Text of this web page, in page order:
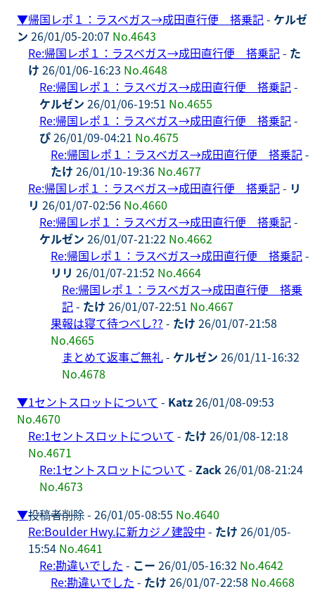
▼帰国レポ１：ラスベガス→成田直行便 搭乗記- ケルゼ
ン 26/01/05-20:07 No.4643
Re:帰国レポ１：ラスベガス→成田直行便 搭乗記- た
け 26/01/06-16:23 No.4648
Re:帰国レポ１：ラスベガス→成田直行便 搭乗記-
ケルゼン 26/01/06-19:51 No.4655
Re:帰国レポ１：ラスベガス→成田直行便 搭乗記-
ぴ26/01/09-04:21 No.4675
Re:帰国レポ１：ラスベガス→成田直行便 搭乗記-
たけ 26/01/10-19:36 No.4677
Re:帰国レポ１：ラスベガス→成田直行便 搭乗記- リ
リ 26/01/07-02:56 No.4660
Re:帰国レポ１：ラスベガス→成田直行便 搭乗記-
ケルゼン 26/01/07-21:22 No.4662
Re:帰国レポ１：ラスベガス→成田直行便 搭乗記-
リリ 26/01/07-21:52 No.4664
Re:帰国レポ１：ラスベガス→成田直行便 搭乗
記- たけ 26/01/07-22:51 No.4667
果報は寝て待つべし?? - たけ 26/01/07-21:58
No.4665
まとめて返事ご無礼- ケルゼン 26/01/11-16:32
No.4678
▼1セントスロットについて - Katz26/01/08-09:53
No.4670
Re:1セントスロットについて - たけ 26/01/08-12:18
No.4671
Re:1セントスロットについて - Zack26/01/08-21:24
No.4673
▼投稿者削除- 26/01/05-08:55 No.4640
Re:Boulder Hwy.に新カジノ建設中 - たけ 26/01/05-
15:54 No.4641
Re:勘違いでした - こー 26/01/05-16:32 No.4642
Re:勘違いでした - たけ 26/01/07-22:58 No.4668